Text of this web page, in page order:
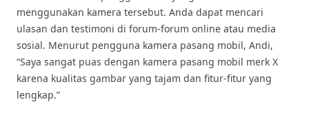
menggunakan kamera tersebut. Anda dapat mencari
ulasan dan testimoni di forum-forum online atau media
sosial. Menurut pengguna kamera pasang mobil, Andi,
“Saya sangat puas dengan kamera pasang mobil merk X
karena kualitas gambar yang tajam dan fitur-fitur yang
lengkap.”